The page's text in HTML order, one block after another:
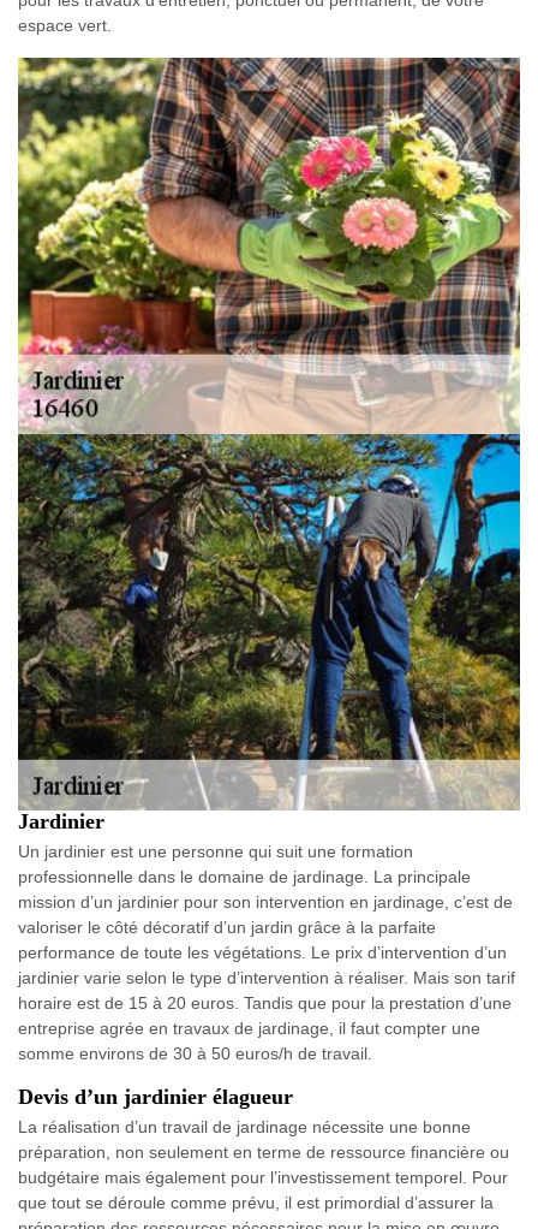
espace vert.
Jardinier
Un jardinier est une personne qui suit une formation
professionnelle dans le domaine de jardinage. La principale
mission d’un jardinier pour son intervention en jardinage, c’est de
valoriser le côté décoratif d’un jardin grâce à la parfaite
performance de toute les végétations. Le prix d’intervention d’un
jardinier varie selon le type d’intervention à réaliser. Mais son tarif
horaire est de 15 à 20 euros. Tandis que pour la prestation d’une
entreprise agrée en travaux de jardinage, il faut compter une
somme environs de 30 à 50 euros/h de travail.
Devis d’un jardinier élagueur
La réalisation d’un travail de jardinage nécessite une bonne
préparation, non seulement en terme de ressource financière ou
budgétaire mais également pour l’investissement temporel. Pour
que tout se déroule comme prévu, il est primordial d’assurer la